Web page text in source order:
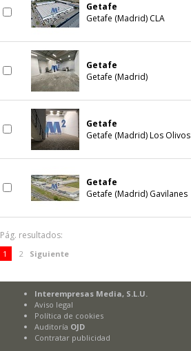
Getafe
Getafe (Madrid) CLA
Getafe
Getafe (Madrid)
Getafe
Getafe (Madrid) Los Olivos
Getafe
Getafe (Madrid) Gavilanes
Pág. resultados:
1 2 Siguiente
Interempresas Media, S.L.U.
Aviso legal
Política de cookies
Auditoría OJD
Contratar publicidad